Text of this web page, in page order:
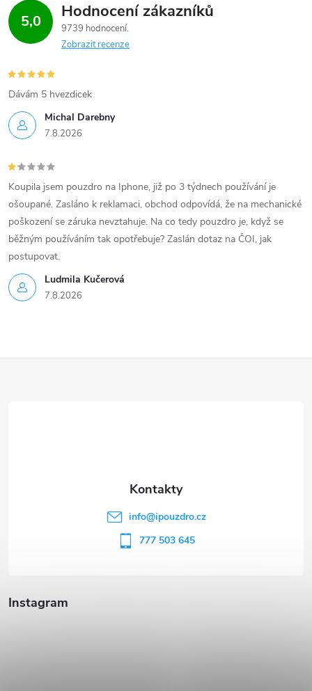
5,0 Hodnocení zákazníků
9739 hodnocení
Zobrazit recenze
Michal Darebny
7.8.2026
Dávám 5 hvezdicek
Ludmila Kučerová
7.8.2026
Koupila jsem pouzdro na Iphone, již po 3 týdnech používání je
ošoupané. Zasláno k reklamaci, obchod odpovídá, že na mechanické
poškození se záruka nevztahuje. Na co tedy pouzdro je, když se
běžným používáním tak opotřebuje? Zaslán dotaz na ČOI, jak
postupovat.
Instagram
info@ipouzdro.cz
777 503 645